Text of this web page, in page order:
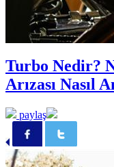
Turbo Nedir?
Arızası Nasıl
paylaş